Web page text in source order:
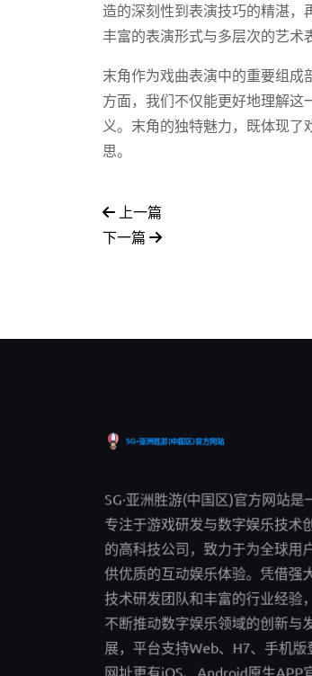
造的深刻性到表演技巧的精湛，
丰富的表演形式与多层次的艺术
末角作为戏曲表演中的重要组
方面，我们不仅能更好地理解这
义。末角的独特魅力，既体现
思。
上一篇
下一篇
SG·亚洲胜游(中国区)官方网站是
专注于游戏研发与数字娱乐技术
的高科技公司，致力于为全球用
供优质的互动娱乐体验。凭借强
技术研发团队和丰富的行业经验
不断推动数字娱乐领域的创新与
展，平台支持Web、H7、手机版
网址更有iOS、Android原生APP